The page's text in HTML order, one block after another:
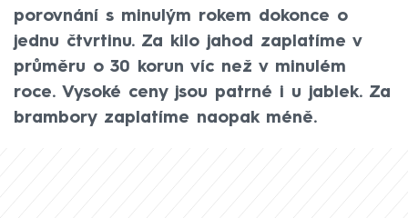
porovnání s minulým rokem dokonce o
jednu čtvrtinu. Za kilo jahod zaplatíme v
průměru o 30 korun víc než v minulém
roce. Vysoké ceny jsou patrné i u jablek. Za
brambory zaplatíme naopak méně.